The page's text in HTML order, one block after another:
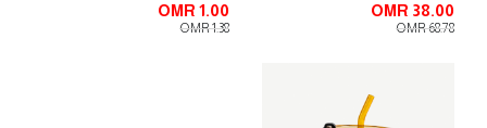
OMR 38.00
OMR 68.78
OMR 1.00
OMR 1.38